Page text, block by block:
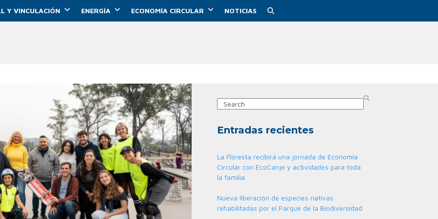
Y VINCULACIÓN ENERGÍA ECONOMÍA CIRCULAR NOTICIAS
Search
Entradas recientes
La Floresta recibirá una jornada de Economía
Circular con EcoCanje y actividades para toda
la familia
Nueva liberación de especies nativas
rehabilitadas por el Parque de la Biodiversidad